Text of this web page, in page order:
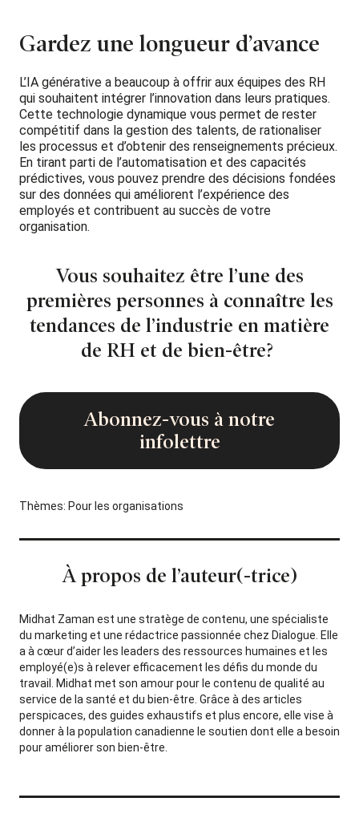
Gardez une longueur d’avance
L’IA générative a beaucoup à offrir aux équipes des RH
qui souhaitent intégrer l’innovation dans leurs pratiques.
Cette technologie dynamique vous permet de rester
compétitif dans la gestion des talents, de rationaliser
les processus et d’obtenir des renseignements précieux.
En tirant parti de l’automatisation et des capacités
prédictives, vous pouvez prendre des décisions fondées
sur des données qui améliorent l’expérience des
employés et contribuent au succès de votre
organisation.
Vous souhaitez être l’une des
premières personnes à connaître les
tendances de l’industrie en matière
de RH et de bien-être?
Abonnez-vous à notre
infolettre
Thèmes: Pour les organisations
À propos de l’auteur(-trice)
Midhat Zaman est une stratège de contenu, une spécialiste
du marketing et une rédactrice passionnée chez Dialogue. Elle
a à cœur d’aider les leaders des ressources humaines et les
employé(e)s à relever efficacement les défis du monde du
travail. Midhat met son amour pour le contenu de qualité au
service de la santé et du bien-être. Grâce à des articles
perspicaces, des guides exhaustifs et plus encore, elle vise à
donner à la population canadienne le soutien dont elle a besoin
pour améliorer son bien-être.